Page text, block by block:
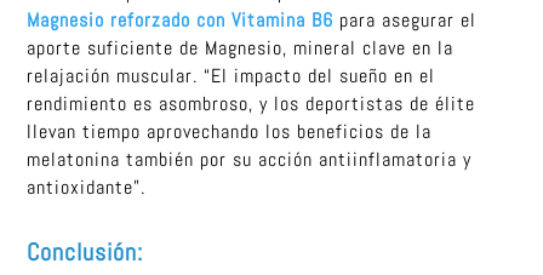
Magnesio reforzado con Vitamina B6 para asegurar el
aporte suficiente de Magnesio, mineral clave en la
relajación muscular. “El impacto del sueño en el
rendimiento es asombroso, y los deportistas de élite
llevan tiempo aprovechando los beneficios de la
melatonina también por su acción antiinflamatoria y
antioxidante”.
Conclusión: